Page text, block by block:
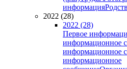
информация
2022 (28)
2022 (28)
Первое
информационное
информационное
информационное